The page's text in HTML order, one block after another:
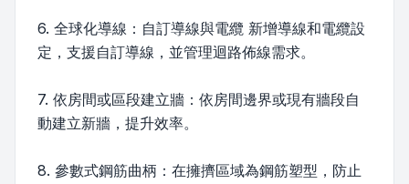
6. 全球化導線：自訂導線與電纜 新增導線和電纜設
定，支援自訂導線，並管理迴路佈線需求。
7. 依房間或區段建立牆：依房間邊界或現有牆段自
動建立新牆，提升效率。
8. 參數式鋼筋曲柄：在擁擠區域為鋼筋塑型，防止